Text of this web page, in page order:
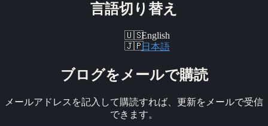
言語切り替え
English
日本語
ブログをメールで購読
メールアドレスを記入して購読すれば、更新をメールで受信
できます。